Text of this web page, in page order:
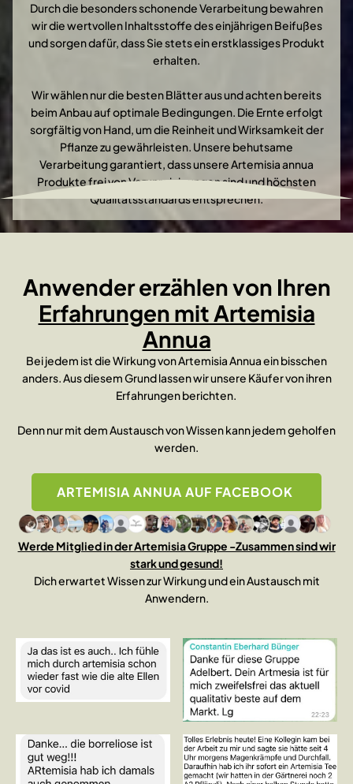
Durch die besonders schonende Verarbeitung bewahren
wir die wertvollen Inhaltsstoffe des einjährigen Beifußes
und sorgen dafür, dass Sie stets ein erstklassiges Produkt
erhalten.
Wir wählen nur die besten Blätter aus und achten bereits
beim Anbau auf optimale Bedingungen. Die Ernte erfolgt
sorgfältig von Hand, um die Reinheit und Wirksamkeit der
Pflanze zu gewährleisten. Unsere behutsame
Verarbeitung garantiert, dass unsere Artemisia annua
Produkte frei von Verunreinigungen sind und höchsten
Qualitätsstandards entsprechen.
Anwender erzählen von Ihren
Erfahrungen mit Artemisia
Annua
Bei jedem ist die Wirkung von Artemisia Annua ein bisschen
anders. Aus diesem Grund lassen wir unsere Käufer von ihren
Erfahrungen berichten.
Denn nur mit dem Austausch von Wissen kann jedem geholfen
werden.
ARTEMISIA ANNUA AUF FACEBOOK
Werde Mitglied in der Artemisia Gruppe -Zusammen sind wir
stark und gesund!
Dich erwartet Wissen zur Wirkung und ein Austausch mit
Anwendern.